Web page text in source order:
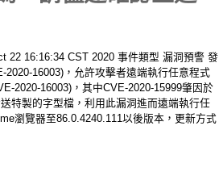
22 16:16:34 CST 2020 事件類型 漏洞預警 發
16003)，允許攻擊者遠端執行任意程式
2020-16003)，其中CVE-2020-15999肇因於
特製的字型檔，利用此漏洞進而遠端執行任
瀏覽器至86.0.4240.111以後版本，更新方式